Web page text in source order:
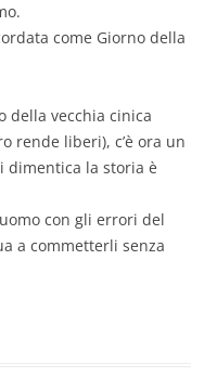
come Giorno della
della vecchia cinica
rende liberi), c’è ora un
dimentica la storia è
con gli errori del
a commetterli senza